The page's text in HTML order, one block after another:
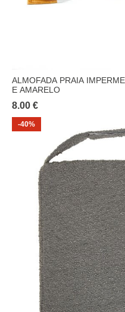
ALMOFADA PRAIA
E AMARELO
8.00 €
-40%